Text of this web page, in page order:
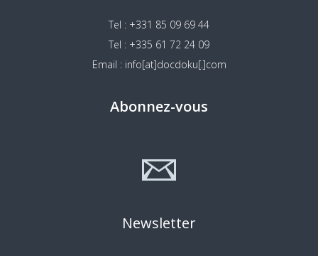
Tel : +331 85 09 69 44
Tel : +335 61 72 24 09
Email : info[at]docdoku[.]com
Abonnez-vous
Newsletter